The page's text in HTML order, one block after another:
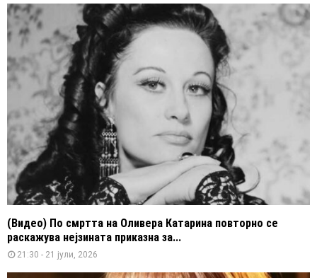
(Видео) По смртта на Оливера Катарина повторно се
раскажува нејзината приказна за...
21:30 - 21 јули, 2026